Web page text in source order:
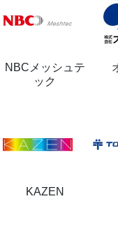
NBCメッシュテ
ック
KAZEN